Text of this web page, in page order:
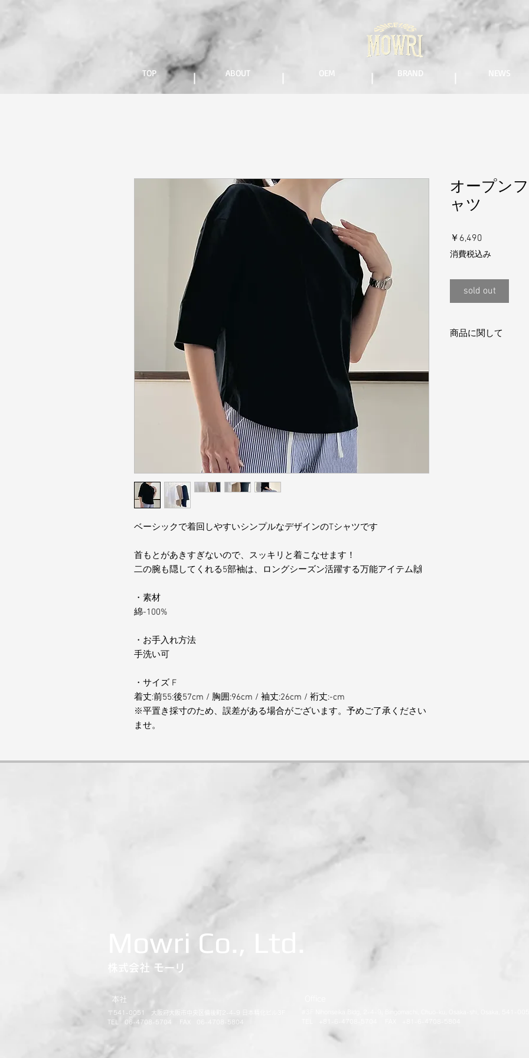
TOP ABOUT OEM BRAND NEWS
ベーシックで着回しやすいシンプルなデザインのTシャツです
首もとがあきすぎないので、スッキリと着こなせます！
二の腕も隠してくれる5部袖は、ロングシーズン活躍する万能アイテム🙌
・素材
綿-100%
・お手入れ方法
手洗い可
・サイズ F
着丈:前55:後57cm / 胸囲:96cm / 袖丈:26cm / 裄丈:-cm
※平置き採寸のため、誤差がある場合がございます。予めご了承ください
ませ。
オープン
ャツ
￥6,490
格
消費税込み
sold out
商品に関して
株式会社 モーリ
Mowri Co., Ltd.
本社
〒541-0051 大阪府大阪市中央区備後町2-4-9 日本精化ビル3F
TEL 06-4708-5704 FAX 06-4708-5804